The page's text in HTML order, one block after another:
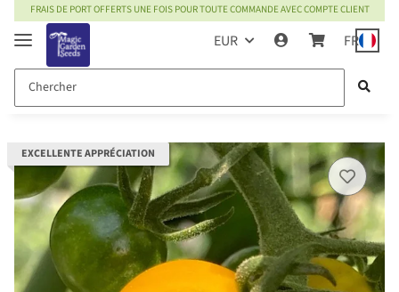
FRAIS DE PORT OFFERTS UNE FOIS POUR TOUTE COMMANDE AVEC COMPTE CLIENT
EUR FR
EXCELLENTE APPRÉCIATION